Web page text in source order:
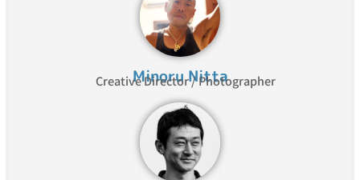
Minoru Nitta
Creative Director / Photographer